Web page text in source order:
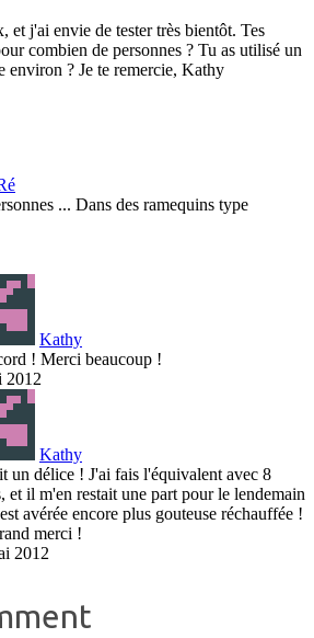
et j'ai envie de tester très bientôt. Tes
combien de personnes ? Tu as utilisé un
environ ? Je te remercie, Kathy
... Dans des ramequins type
Kathy
! Merci beaucoup !
2012
Kathy
un délice ! J'ai fais l'équivalent avec 8
et il m'en restait une part pour le lendemain
avérée encore plus gouteuse réchauffée !
merci !
2012